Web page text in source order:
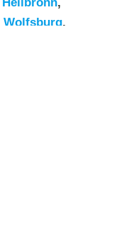
Wolfsburg,